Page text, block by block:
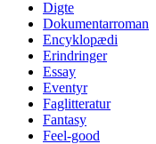
Digte
Dokumentarroman
Encyklopædi
Erindringer
Essay
Eventyr
Faglitteratur
Fantasy
Feel-good